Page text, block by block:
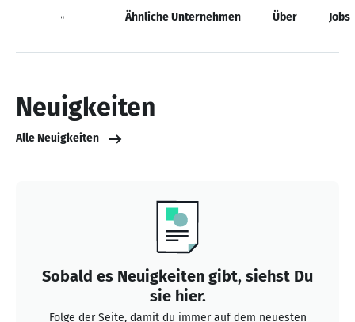
Neuigkeiten Ähnliche Unternehmen Über Jobs
Neuigkeiten
Alle Neuigkeiten
Sobald es Neuigkeiten gibt, siehst Du
sie hier.
Folge der Seite, damit du immer auf dem neuesten